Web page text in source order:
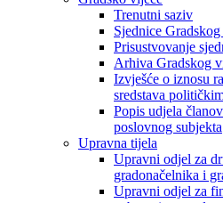
Trenutni saziv
Sjednice
Prisustvovanje
Arhiva Gradskog
Izvješće o iznosu
sredstava
Popis udjela
poslovnog subjekta
Upravna tijela
Upravni odjel za
gradonačelnika i
Upravni odjel za